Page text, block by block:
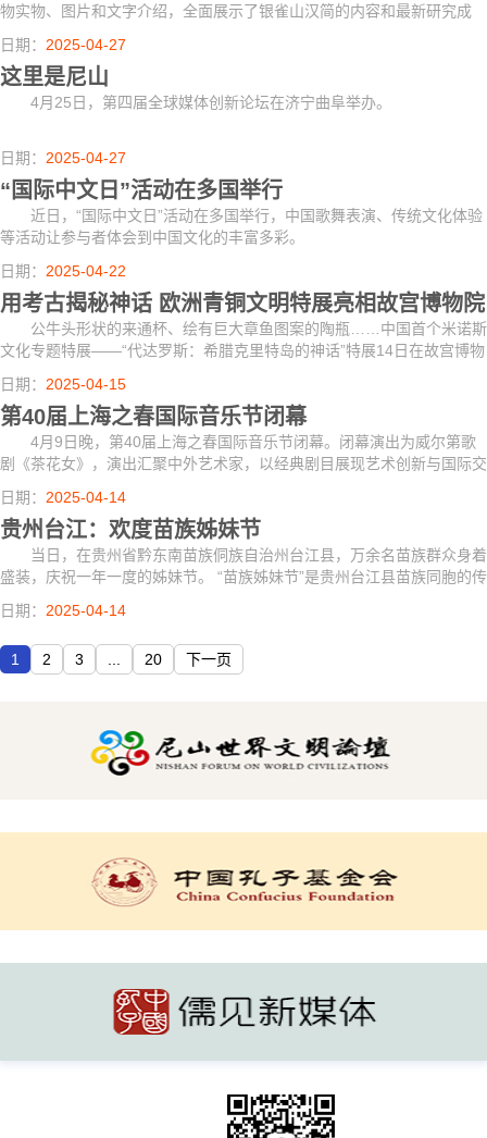
物实物、图片和文字介绍，全面展示了银雀山汉简的内容和最新研究成
果。
日期： 2025-04-27
这里是尼山
4月25日，第四届全球媒体创新论坛在济宁曲阜举办。
日期： 2025-04-27
“国际中文日”活动在多国举行
近日，“国际中文日”活动在多国举行，中国歌舞表演、传统文化体验
等活动让参与者体会到中国文化的丰富多彩。
日期： 2025-04-22
用考古揭秘神话 欧洲青铜文明特展亮相故宫博物院
公牛头形状的来通杯、绘有巨大章鱼图案的陶瓶……中国首个米诺斯
文化专题特展——“代达罗斯：希腊克里特岛的神话”特展14日在故宫博物
院开幕，汇集了希腊伊拉克利翁考古博物馆珍藏的172件(套)珍贵文物及1
件现代...
日期： 2025-04-15
第40届上海之春国际音乐节闭幕
4月9日晚，第40届上海之春国际音乐节闭幕。闭幕演出为威尔第歌
剧《茶花女》，演出汇聚中外艺术家，以经典剧目展现艺术创新与国际交
流。
日期： 2025-04-14
贵州台江：欢度苗族姊妹节
当日，在贵州省黔东南苗族侗族自治州台江县，万余名苗族群众身着
盛装，庆祝一年一度的姊妹节。 “苗族姊妹节”是贵州台江县苗族同胞的传
统节日，2006年被列入第一批国家级非物质文化遗产名录。
日期： 2025-04-14
1 2 3 ... 20 下一页